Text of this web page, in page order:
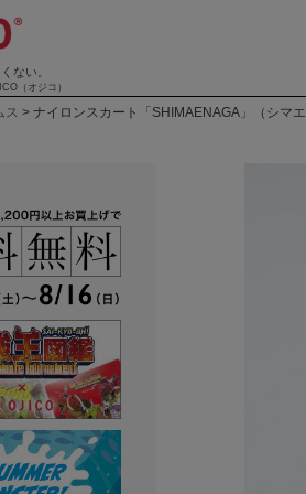
ない。
（オジコ）
ス ナイロンスカート「SHIMAENAGA」（シマ